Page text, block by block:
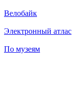
Велобайк
Электронный атлас
По музеям